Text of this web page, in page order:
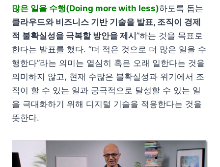
많은 일을 수행(Doing more with less)하도록 돕는
클라우드와 비즈니스 기반 기술을 발표, 조직이 경제
적 불확실성을 극복할 방안을 제시”하는 것을 목표로
한다는 발표를 했다. “더 적은 것으로 더 많은 일을 수
행한다”라는 의미는 열심히 혹은 오래 일한다는 것을
의미하지 않고, 현재 수많은 불확실성과 위기에서 조
직이 할 수 있는 일과 궁극적으로 달성할 수 있는 일
을 극대화하기 위해 디지털 기술을 적용한다는 것을
뜻한다.